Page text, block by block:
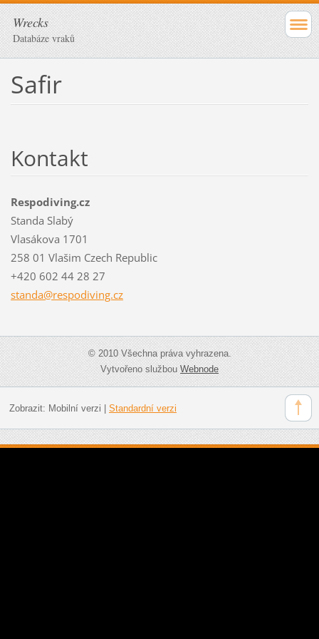
Wrecks
Databáze vraků
Safir
Kontakt
Respodiving.cz
Standa Slabý
Vlasákova 1701
258 01 Vlašim Czech Republic
+420 602 44 28 27
standa@respodiving.cz
© 2010 Všechna práva vyhrazena.
Vytvořeno službouWebnode
Zobrazit: Mobilní verzi Standardní verzi